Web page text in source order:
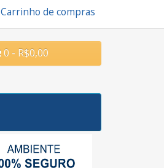
Carrinho de compras
0 - R$0,00